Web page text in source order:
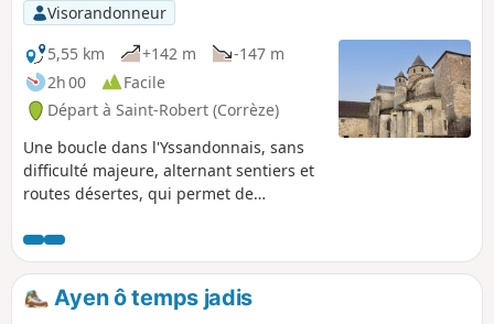
Visorandonneur
5,55 km
+142 m
-147 m
2h 00
Facile
Départ à Saint-Robert (Corrèze)
Une boucle dans l'Yssandonnais, sans
difficulté majeure, alternant sentiers et
routes désertes, qui permet de
Robert, ainsi qu'une fontaine dédiée à
un martyr.
Ayen ô temps jadis